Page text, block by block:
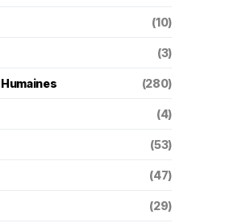
(10)
(3)
(280)
(4)
(53)
(47)
(29)